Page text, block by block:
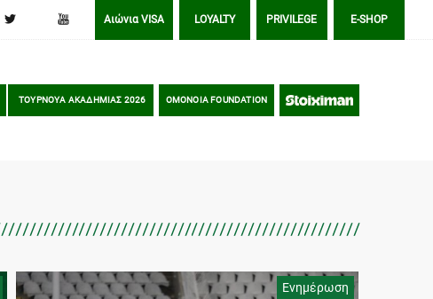
Αιώνια VISA LOYALTY PRIVILEGE E-SHOP
ΤΟΥΡΝΟΥΑ ΑΚΑΔΗΜΙΑΣ 2026 OMONOIA FOUNDATION STOIXIMAN
Ενημέρωση